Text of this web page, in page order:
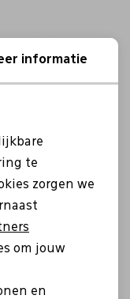
gel 22 zwart
informatie
te
zorgen we
om jouw
en